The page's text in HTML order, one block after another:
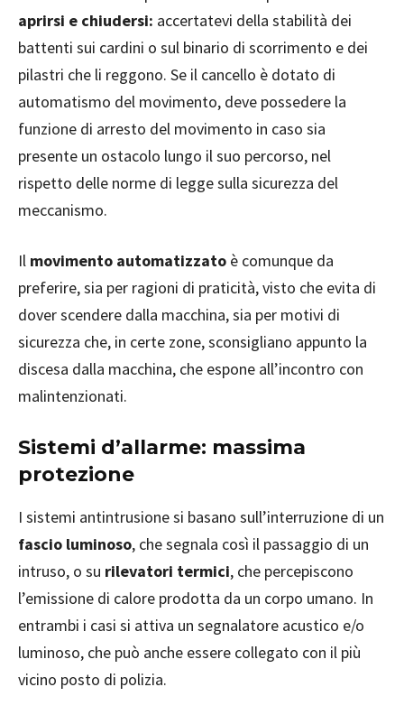
aprirsi e chiudersi: accertatevi della stabilità dei
battenti sui cardini o sul binario di scorrimento e dei
pilastri che li reggono. Se il cancello è dotato di
automatismo del movimento, deve possedere la
funzione di arresto del movimento in caso sia
presente un ostacolo lungo il suo percorso, nel
rispetto delle norme di legge sulla sicurezza del
meccanismo.
Il movimento automatizzato è comunque da
preferire, sia per ragioni di praticità, visto che evita di
dover scendere dalla macchina, sia per motivi di
sicurezza che, in certe zone, sconsigliano appunto la
discesa dalla macchina, che espone all’incontro con
malintenzionati.
Sistemi d’allarme: massima
protezione
I sistemi antintrusione si basano sull’interruzione di un
fascio luminoso, che segnala così il passaggio di un
intruso, o su rilevatori termici, che percepiscono
l’emissione di calore prodotta da un corpo umano. In
entrambi i casi si attiva un segnalatore acustico e/o
luminoso, che può anche essere collegato con il più
vicino posto di polizia.